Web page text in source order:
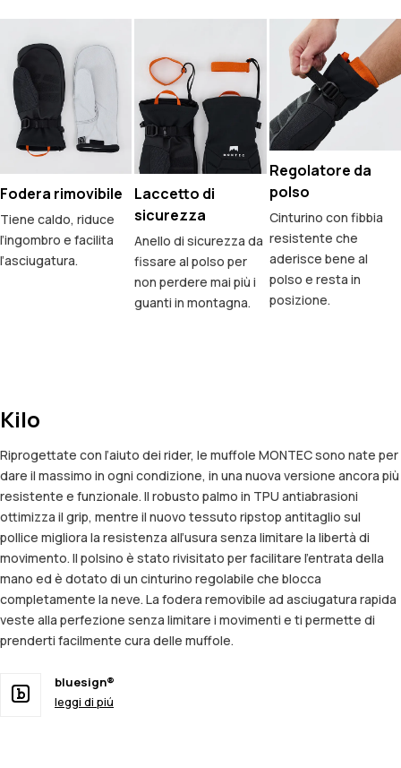
Fodera rimovibile
Tiene caldo, riduce
l’ingombro e facilita
l’asciugatura.
Laccetto di
sicurezza
Anello di sicurezza da
fissare al polso per
non perdere mai più i
guanti in montagna.
Regolatore da
polso
Cinturino con fibbia
resistente che
aderisce bene al
polso e resta in
posizione.
Kilo
Riprogettate con l’aiuto dei rider, le muffole MONTEC sono nate per
dare il massimo in ogni condizione, in una nuova versione ancora più
resistente e funzionale. Il robusto palmo in TPU antiabrasioni
ottimizza il grip, mentre il nuovo tessuto ripstop antitaglio sul
pollice migliora la resistenza all’usura senza limitare la libertà di
movimento. Il polsino è stato rivisitato per facilitare l’entrata della
mano ed è dotato di un cinturino regolabile che blocca
completamente la neve. La fodera removibile ad asciugatura rapida
veste alla perfezione senza limitare i movimenti e ti permette di
prenderti facilmente cura delle muffole.
bluesign®
leggi di piú